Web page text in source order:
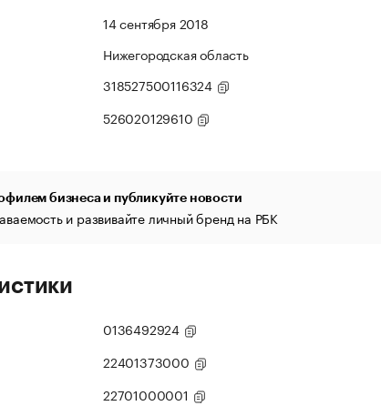
14 сентября 2018
Нижегородская область
318527500116324
526020129610
бизнеса и публикуйте новости
и развивайте личный бренд на РБК
0136492924
22401373000
22701000001